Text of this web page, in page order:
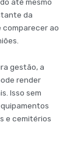
da
comparecer ao
gestão, a
render
Isso sem
e cemitérios